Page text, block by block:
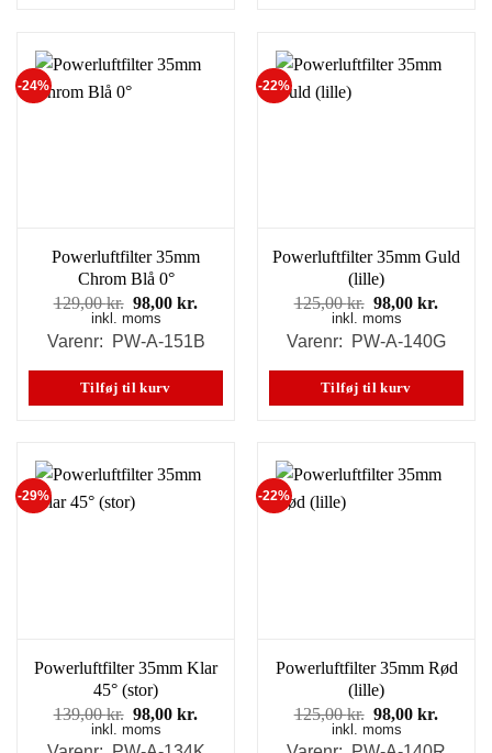
-24%
Powerluftfilter 35mm
Chrom Blå 0°
129,00kr. Den
oprindelige
pris
129,00 kr..
98,00kr.
pris
98,00 kr..
inkl. moms
Varenr: PW-A-151B
Tilføj til kurv
-22%
Powerluftfilter 35mm Guld
(lille)
125,00kr. Den
oprindelige
pris
125,00 kr..
98,00kr.
pris
98,00
inkl. moms
Varenr: PW-A-140G
Tilføj til kurv
-29%
Powerluftfilter 35mm Klar
45° (stor)
139,00kr. Den
oprindelige
pris
98,00kr.
pris
inkl. moms
-22%
Powerluftfilter 35mm Rød
(lille)
125,00kr. Den
oprindelige
pris
98,00kr.
pris
inkl. moms